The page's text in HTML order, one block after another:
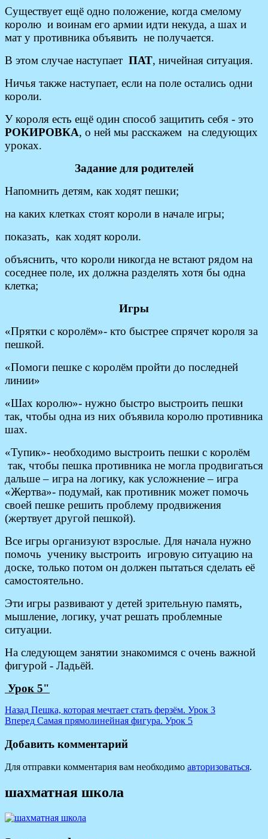
Существует ещё одно положение, когда смелому
королю и воинам его армии идти некуда, а шах и
мат у противника объявить не получается.
В этом случае наступает ПАТ, ничейная ситуация.
Ничья также наступает, если на поле остались одни
короли.
У короля есть ещё один способ защитить себя - это
РОКИРОВКА, о ней мы расскажем на следующих
уроках.
Задание для родителей
Напомнить детям, как ходят пешки;
на каких клетках стоят короли в начале игры;
показать, как ходят короли.
объяснить, что короли никогда не встают рядом на
соседнее поле, их должна разделять хотя бы одна
клетка;
Игры
«Прятки с королём»- кто быстрее спрячет короля за
пешкой.
«Помоги пешке с королём пройти до последней
линии»
«Шах королю»- нужно быстро выстроить пешки
так, чтобы одна из них объявила королю противника
шах.
«Тупик»- необходимо выстроить пешки с королём
так, чтобы пешка противника не могла продвигаться
дальше – игра на логику, как усложнение – игра
«Жертва»- подумай, как противник может помочь
своей пешке решить проблему продвижения
(жертвует другой пешкой).
Все игры организуют взрослые. Для начала нужно
помочь ученику выстроить игровую ситуацию на
доске, только потом он должен пытаться сделать её
самостоятельно.
Эти игры развивают у детей зрительную память,
мышление, логику, учат решать проблемные
ситуации.
На следующем занятии знакомимся с очень важной
фигурой - Ладьёй.
Урок 5"
Навигация
по
записям
Назад Предыдущая
запись:
Пешка, которая мечтает стать ферзём. Урок 3
Вперед Следующая
Самая прямолинейная фигура. Урок 5
Добавить комментарий
Для отправки комментария вам необходимо авторизоваться.
шахматная школа